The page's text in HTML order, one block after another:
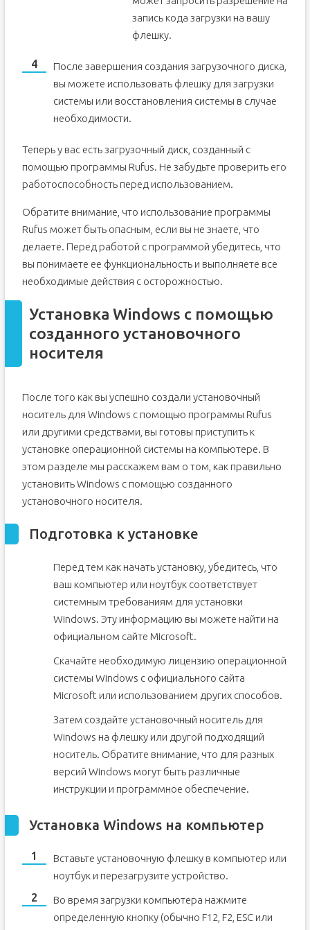
запись кода загрузки на вашу
флешку.
После завершения создания загрузочного диска,
вы можете использовать флешку для загрузки
системы или восстановления системы в случае
необходимости.
Теперь у вас есть загрузочный диск, созданный с
помощью программы Rufus. Не забудьте проверить его
работоспособность перед использованием.
Обратите внимание, что использование программы
Rufus может быть опасным, если вы не знаете, что
делаете. Перед работой с программой убедитесь, что
вы понимаете ее функциональность и выполняете все
необходимые действия с осторожностью.
Установка Windows с помощью
созданного установочного
носителя
После того как вы успешно создали установочный
носитель для Windows с помощью программы Rufus
или другими средствами, вы готовы приступить к
установке операционной системы на компьютере. В
этом разделе мы расскажем вам о том, как правильно
установить Windows с помощью созданного
установочного носителя.
Подготовка к установке
Перед тем как начать установку, убедитесь, что
ваш компьютер или ноутбук соответствует
системным требованиям для установки
Windows. Эту информацию вы можете найти на
официальном сайте Microsoft.
Скачайте необходимую лицензию операционной
системы Windows с официального сайта
Microsoft или использованием других способов.
Затем создайте установочный носитель для
Windows на флешку или другой подходящий
носитель. Обратите внимание, что для разных
версий Windows могут быть различные
инструкции и программное обеспечение.
Установка Windows на компьютер
Вставьте установочную флешку в компьютер или
ноутбук и перезагрузите устройство.
Во время загрузки компьютера нажмите
определенную кнопку (обычно F12, F2, ESC или